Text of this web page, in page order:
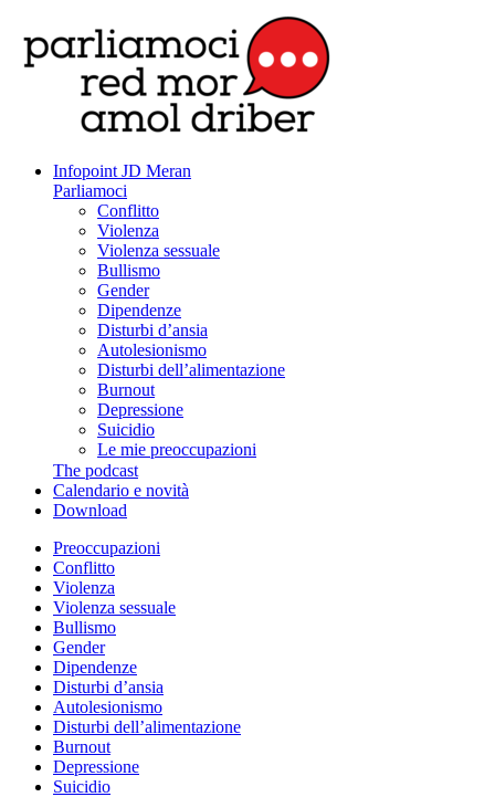
Infopoint JD Meran
Parliamoci
Conflitto
Violenza
Violenza sessuale
Bullismo
Gender
Dipendenze
Disturbi d’ansia
Autolesionismo
Disturbi dell’alimentazione
Burnout
Depressione
Suicidio
Le mie preoccupazioni
The podcast
Calendario e novità
Download
Preoccupazioni
Conflitto
Violenza
Violenza sessuale
Bullismo
Gender
Dipendenze
Disturbi d’ansia
Autolesionismo
Disturbi dell’alimentazione
Burnout
Depressione
Suicidio